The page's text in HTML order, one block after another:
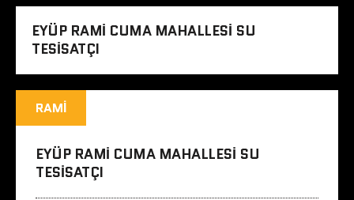
EYÜP RAMI CUMA MAHALLESI SU
TESISATÇI
RAMI
EYÜP RAMI CUMA MAHALLESI SU
TESISATÇI